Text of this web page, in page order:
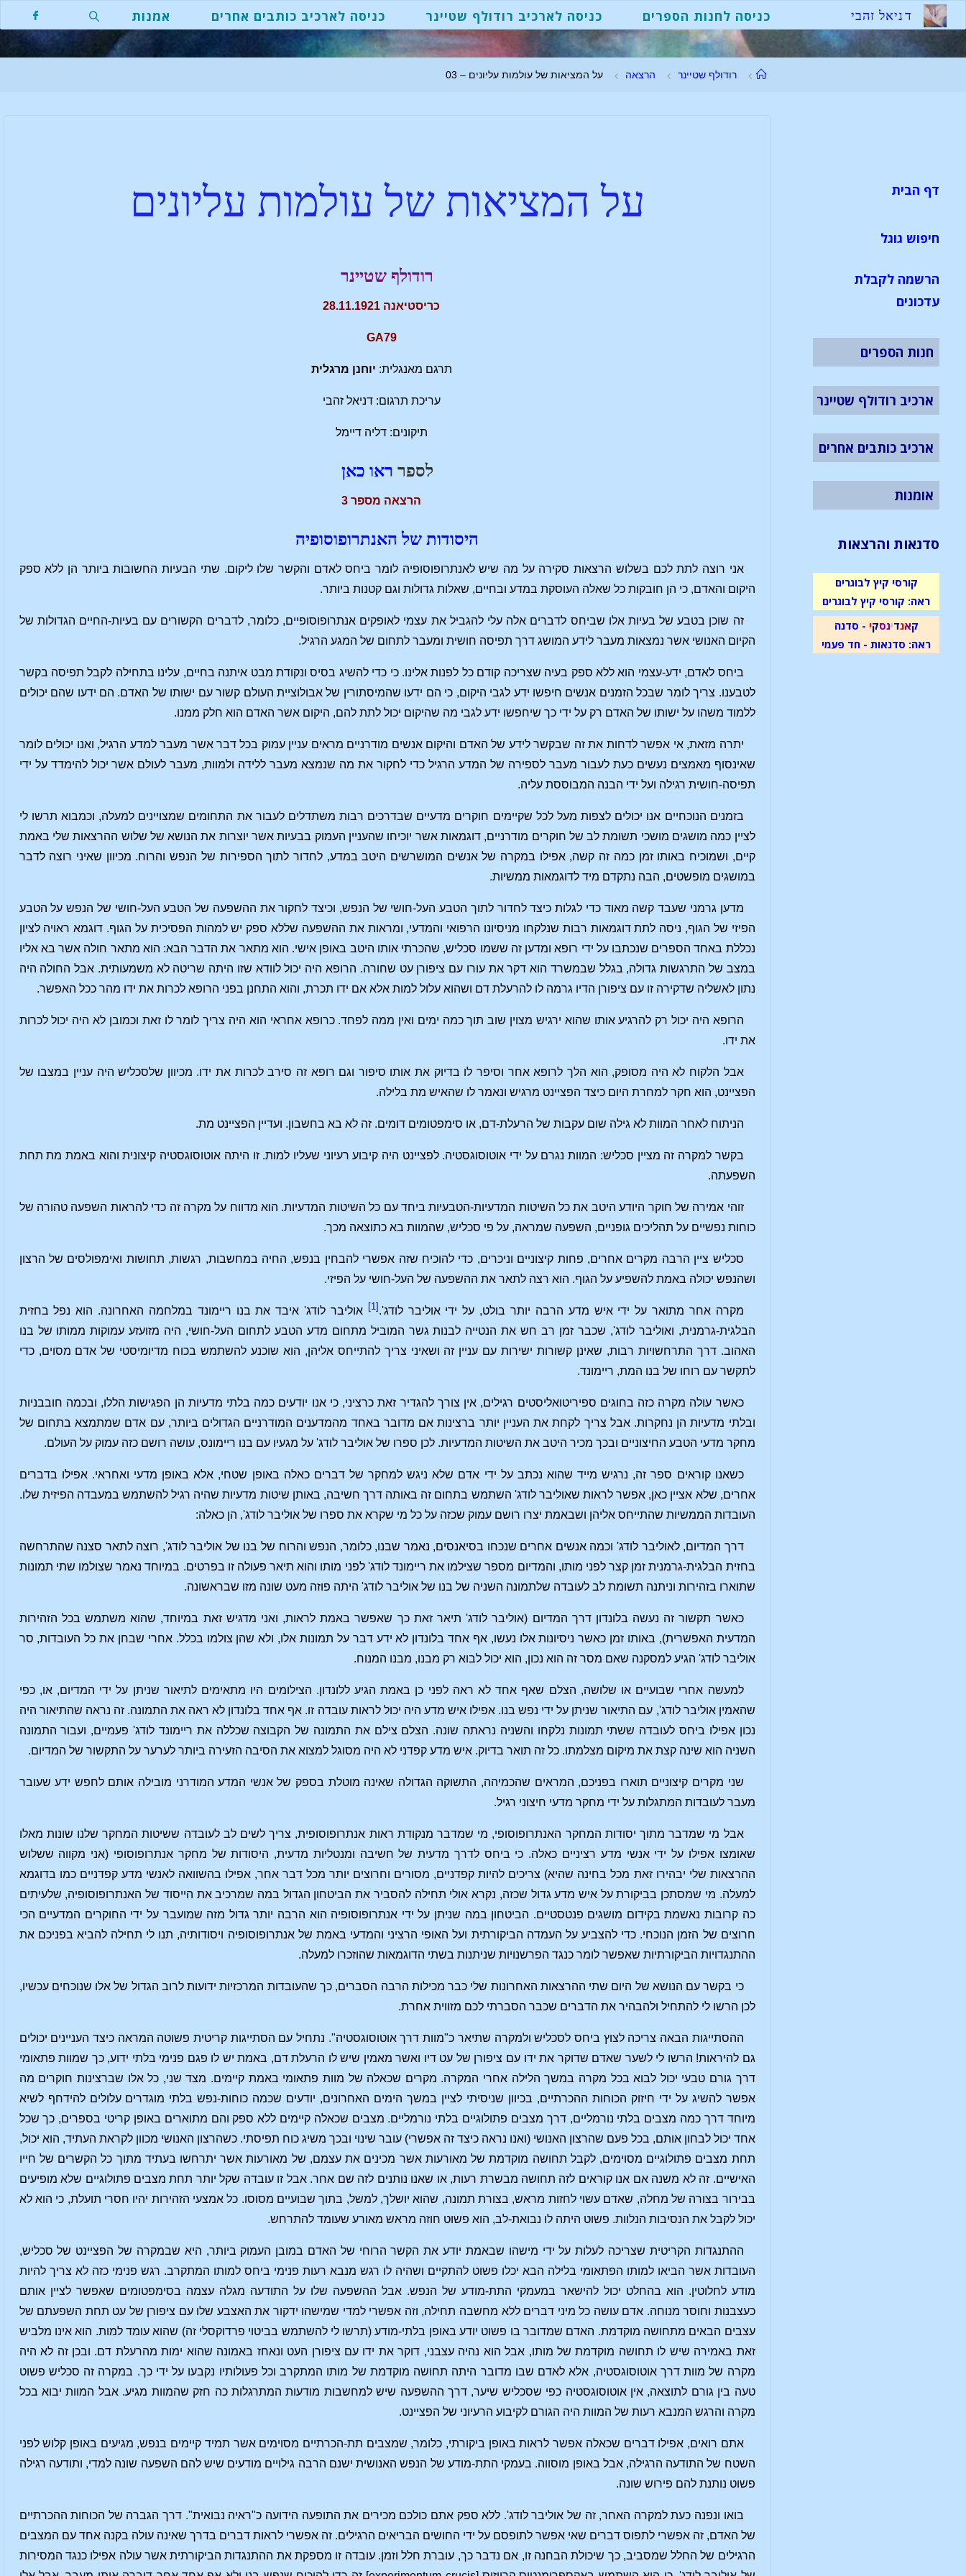
דניאל זהבי כניסה לחנות הספרים כניסה לארכיב רודולף שטיינר כניסה לארכיב כותבים אחרים אמנות
רודולף שטיינר הרצאה על המציאות של עולמות עליונים – 03
על המציאות של עולמות עליונים
רודולף שטיינר
כריסטיאנה 28.11.1921
GA79
תרגם מאנגלית: יוחנן מרגלית
עריכת תרגום: דניאל זהבי
תיקונים: דליה דיימל
לספר ראו כאן
הרצאה מספר 3
היסודות של האנתרופוסופיה
אני רוצה לתת לכם בשלוש הרצאות סקירה על מה שיש לאנתרופוסופיה לומר ביחס לאדם והקשר שלו ליקום. שתי הבעיות החשובות ביותר הן ללא ספק
היקום והאדם, כי הן חובקות כל שאלה העוסקת במדע ובחיים, שאלות גדולות וגם קטנות ביותר.
זה שוכן בטבע של בעיות אלו שביחס לדברים אלה עלי להגביל את עצמי לאופקים אנתרופוסופיים, כלומר, לדברים הקשורים עם בעיות-החיים הגדולות של
הקיום האנושי אשר נמצאות מעבר לידע המושג דרך תפיסה חושית ומעבר לתחום של המגע הרגיל.
ביחס לאדם, ידע-עצמי הוא ללא ספק בעיה שצריכה קודם כל לפנות אלינו. כי כדי להשיג בסיס ונקודת מבט איתנה בחיים, עלינו בתחילה לקבל תפיסה בקשר
לטבענו. צריך לומר שבכל הזמנים אנשים חיפשו ידע לגבי היקום, כי הם ידעו שהמיסתורין של אבולוציית העולם קשור עם ישותו של האדם. הם ידעו שהם יכולים
ללמוד משהו על ישותו של האדם רק על ידי כך שיחפשו ידע לגבי מה שהיקום יכול לתת להם, היקום אשר האדם הוא חלק ממנו.
יתרה מזאת, אי אפשר לדחות את זה שבקשר לידע של האדם והיקום אנשים מודרניים מראים עניין עמוק בכל דבר אשר מעבר למדע הרגיל, ואנו יכולים לומר
שאינסוף מאמצים נעשים כעת לעבור מעבר לספירה של המדע הרגיל כדי לחקור את מה שנמצא מעבר ללידה ולמוות, מעבר לעולם אשר יכול להימדד על ידי
תפיסה-חושית רגילה ועל ידי הבנה המבוססת עליה.
בזמנים הנוכחיים אנו יכולים לצפות מעל לכל שקיימים חוקרים מדעיים שבדרכים רבות משתדלים לעבור את התחומים שמצויינים למעלה, וכמבוא תרשו לי
לציין כמה מושגים מושכי תשומת לב של חוקרים מודרניים, דוגמאות אשר יוכיחו שהעניין העמוק בבעיות אשר יוצרות את הנושא של שלוש ההרצאות שלי באמת
קיים, ושמוכיח באותו זמן כמה זה קשה, אפילו במקרה של אנשים המושרשים היטב במדע, לחדור לתוך הספירות של הנפש והרוח. מכיוון שאיני רוצה לדבר
במושגים מופשטים, הבה נתקדם מיד לדוגמאות ממשיות.
מדען גרמני שעבד קשה מאוד כדי לגלות כיצד לחדור לתוך הטבע העל-חושי של הנפש, וכיצד לחקור את ההשפעה של הטבע העל-חושי של הנפש על הטבע
הפיזי של הגוף, ניסה לתת דוגמאות רבות שנלקחו מניסיונו הרפואי והמדעי, ומראות את ההשפעה שללא ספק יש למהות הפסיכית על הגוף. דוגמא ראויה לציון
נכללת באחד הספרים שנכתבו על ידי רופא ומדען זה ששמו סכליש, שהכרתי אותו היטב באופן אישי. הוא מתאר את הדבר הבא: הוא מתאר חולה אשר בא אליו
במצב של התרגשות גדולה, בגלל שבמשרד הוא דקר את עורו עם ציפורן עט שחורה. הרופא היה יכול לוודא שזו היתה שריטה לא משמעותית. אבל החולה היה
נתון לאשליה שדקירה זו עם ציפורן הדיו גרמה לו להרעלת דם ושהוא עלול למות אלא אם ידו תכרת, והוא התחנן בפני הרופא לכרות את ידו מהר ככל האפשר.
הרופא היה יכול רק להרגיע אותו שהוא ירגיש מצוין שוב תוך כמה ימים ואין ממה לפחד. כרופא אחראי הוא היה צריך לומר לו זאת וכמובן לא היה יכול לכרות
את ידו.
אבל הלקוח לא היה מסופק, הוא הלך לרופא אחר וסיפר לו בדיוק את אותו סיפור וגם רופא זה סירב לכרות את ידו. מכיוון שלסכליש היה עניין במצבו של
הפציינט, הוא חקר למחרת היום כיצד הפציינט מרגיש ונאמר לו שהאיש מת בלילה.
הניתוח לאחר המוות לא גילה שום עקבות של הרעלת-דם, או סימפטומים דומים. זה לא בא בחשבון. ועדיין הפציינט מת.
בקשר למקרה זה מציין סכליש: המוות נגרם על ידי אוטוסוגסטיה. לפציינט היה קיבוע רעיוני שעליו למות. זו היתה אוטוסוגסטיה קיצונית והוא באמת מת תחת
השפעתה.
זוהי אמירה של חוקר היודע היטב את כל השיטות המדעיות-הטבעיות ביחד עם כל השיטות המדעיות. הוא מדווח על מקרה זה כדי להראות השפעה טהורה של
כוחות נפשיים על תהליכים גופניים, השפעה שמראה, על פי סכליש, שהמוות בא כתוצאה מכך.
סכליש ציין הרבה מקרים אחרים, פחות קיצוניים וניכרים, כדי להוכיח שזה אפשרי להבחין בנפש, החיה במחשבות, רגשות, תחושות ואימפולסים של הרצון
ושהנפש יכולה באמת להשפיע על הגוף. הוא רצה לתאר את ההשפעה של העל-חושי על הפיזי.
מקרה אחר מתואר על ידי איש מדע הרבה יותר בולט, על ידי אוליבר לודג'. [1]
אוליבר לודג' איבד את בנו ריימונד במלחמה האחרונה. הוא נפל בחזית
הבלגית-גרמנית, ואוליבר לודג', שכבר זמן רב חש את הנטייה לבנות גשר המוביל מתחום מדע הטבע לתחום העל-חושי, היה מזועזע עמוקות ממותו של בנו
האהוב. דרך התרחשויות רבות, שאינן קשורות ישירות עם עניין זה ושאיני צריך להתייחס אליהן, הוא שוכנע להשתמש בכוח מדיומיסטי של אדם מסוים, כדי
לתקשר עם רוחו של בנו המת, ריימונד.
כאשר עולה מקרה כזה בחוגים ספיריטואליסטים רגילים, אין צורך להגדיר זאת כרציני, כי אנו יודעים כמה בלתי מדעיות הן הפגישות הללו, ובכמה חובבניות
ובלתי מדעיות הן נחקרות. אבל צריך לקחת את העניין יותר ברצינות אם מדובר באחד מהמדענים המודרניים הגדולים ביותר, עם אדם שמתמצא בתחום של
מחקר מדעי הטבע החיצוניים ובכך מכיר היטב את השיטות המדעיות. לכן ספרו של אוליבר לודג' על מגעיו עם בנו ריימונס, עושה רושם כזה עמוק על העולם.
כשאנו קוראים ספר זה, נרגיש מייד שהוא נכתב על ידי אדם שלא ניגש למחקר של דברים כאלה באופן שטחי, אלא באופן מדעי ואחראי. אפילו בדברים
אחרים, שלא אציין כאן, אפשר לראות שאוליבר לודג' השתמש בתחום זה באותה דרך חשיבה, באותן שיטות מדעיות שהיה רגיל להשתמש במעבדה הפיזית שלו.
העובדות הממשיות שהתייחס אליהן ושבאמת יצרו רושם עמוק שכזה על כל מי שקרא את ספרו של אוליבר לודג', הן כאלה:
דרך המדיום, לאוליבר לודג' וכמה אנשים אחרים שנכחו בסיאנסים, נאמר שבנו, כלומר, הנפש והרוח של בנו של אוליבר לודג', רוצה לתאר סצנה שהתרחשה
בחזית הבלגית-גרמנית זמן קצר לפני מותו, והמדיום מספר שצילמו את ריימונד לודג' לפני מותו והוא תיאר פעולה זו בפרטים. במיוחד נאמר שצולמו שתי תמונות
שתוארו בזהירות וניתנה תשומת לב לעובדה שלתמונה השניה של בנו של אוליבר לודג' היתה פוזה מעט שונה מזו שבראשונה.
כאשר תקשור זה נעשה בלונדון דרך המדיום (אוליבר לודג' תיאר זאת כך שאפשר באמת לראות, ואני מדגיש זאת במיוחד, שהוא משתמש בכל הזהירות
המדעית האפשרית), באותו זמן כאשר ניסיונות אלו נעשו, אף אחד בלונדון לא ידע דבר על תמונות אלו, ולא שהן צולמו בכלל. אחרי שבחן את כל העובדות, סר
אוליבר לודג' הגיע למסקנה שאם מסר זה הוא נכון, הוא יכול לבוא רק מבנו, מבנו המנוח.
למעשה אחרי שבועיים או שלושה, הצלם שאף אחד לא ראה לפני כן באמת הגיע ללונדון. הצילומים היו מתאימים לתיאור שניתן על ידי המדיום, או, כפי
שהאמין אוליבר לודג', עם התיאור שניתן על ידי נפש בנו. אפילו איש מדע היה יכול לראות עובדה זו. אף אחד בלונדון לא ראה את התמונה. זה נראה שהתיאור היה
נכון אפילו ביחס לעובדה ששתי תמונות נלקחו והשניה נראתה שונה. הצלם צילם את התמונה של הקבוצה שכללה את ריימונד לודג' פעמיים, ועבור התמונה
השניה הוא שינה קצת את מיקום מצלמתו. כל זה תואר בדיוק. איש מדע קפדני לא היה מסוגל למצוא את הסיבה הזעירה ביותר לערער על התקשור של המדיום.
שני מקרים קיצוניים תוארו בפניכם, המראים שהכמיהה, התשוקה הגדולה שאינה מוטלת בספק של אנשי המדע המודרני מובילה אותם לחפש ידע שעובר
מעבר לעובדות המתגלות על ידי מחקר מדעי חיצוני רגיל.
אבל מי שמדבר מתוך יסודות המחקר האנתרופוסופי, מי שמדבר מנקודת ראות אנתרופוסופית, צריך לשים לב לעובדה ששיטות המחקר שלנו שונות מאלו
שאומצו אפילו על ידי אנשי מדע רציניים כאלה. כי ביחס לדרך מדעית של חשיבה ומנטליות מדעית, היסודות של מחקר אנתרופוסופי (אני מקווה ששלוש
ההרצאות שלי יבהירו זאת מכל בחינה שהיא) צריכים להיות קפדניים, מסורים וחרוצים יותר מכל דבר אחר, אפילו בהשוואה לאנשי מדע קפדניים כמו בדוגמא
למעלה. מי שמסתכן בביקורת על איש מדע גדול שכזה, נקרא אולי תחילה להסביר את הביטחון הגדול במה שמרכיב את הייסוד של האנתרופוסופיה, שלעיתים
כה קרובות נאשמת בקידום מושגים פנטסטיים. הביטחון במה שניתן על ידי אנתרופוסופיה הוא הרבה יותר גדול מזה שמועבר על ידי החוקרים המדעיים הכי
חרוצים של הזמן הנוכחי. כדי להצביע על העמדה הביקורתית ועל האופי הרציני והמדעי באמת של אנתרופוסופיה ויסודותיה, תנו לי תחילה להביא בפניכם את
ההתנגדויות הביקורתיות שאפשר לומר כנגד הפרשנויות שניתנות בשתי הדוגמאות שהוזכרו למעלה.
כי בקשר עם הנושא של היום שתי ההרצאות האחרונות שלי כבר מכילות הרבה הסברים, כך שהעובדות המרכזיות ידועות לרוב הגדול של אלו שנוכחים עכשיו,
לכן הרשו לי להתחיל ולהבהיר את הדברים שכבר הסברתי לכם מזווית אחרת.
ההסתייגות הבאה צריכה לצוץ ביחס לסכליש ולמקרה שתיאר כ"מוות דרך אוטוסוגסטיה". נתחיל עם הסתייגות קריטית פשוטה המראה כיצד העניינים יכולים
גם להיראות! הרשו לי לשער שאדם שדוקר את ידו עם ציפורן של עט דיו ואשר מאמין שיש לו הרעלת דם, באמת יש לו פגם פנימי בלתי ידוע, כך שמוות פתאומי
דרך גורם טבעי יכול לבוא בכל מקרה במשך הלילה אחרי המקרה. מקרים שכאלה של מוות פתאומי באמת קיימים. מצד שני, כל אלו שברצינות חוקרים מה
אפשר להשיג על ידי חיזוק הכוחות ההכרתיים, בכיוון שניסיתי לציין במשך הימים האחרונים, יודעים שכמה כוחות-נפש בלתי מוגדרים עלולים להידחף לשיא
מיוחד דרך כמה מצבים בלתי נורמליים, דרך מצבים פתולוגיים בלתי נורמליים. מצבים שכאלה קיימים ללא ספק והם מתוארים באופן קריטי בספרים, כך שכל
אחד יכול לבחון אותם, בכל פעם שהרצון האנושי (ואנו נראה כיצד זה אפשרי) עובר שינוי ובכך משיג כוח תפיסתי. כשהרצון האנושי מכוון לקראת העתיד, הוא יכול,
תחת מצבים פתולוגיים מסוימים, לקבל תחושה מוקדמת של מאורעות אשר מכינים את עצמם, של מאורעות אשר יתרחשו בעתיד מתוך כל הקשרים של חייו
האישיים. זה לא משנה אם אנו קוראים לזה תחושה מבשרת רעות, או שאנו נותנים לזה שם אחר. אבל זו עובדה שקל יותר תחת מצבים פתולוגיים שלא מופיעים
בבירור בצורה של מחלה, שאדם עשוי לחזות מראש, בצורת תמונה, שהוא יושלך, למשל, בתוך שבועיים מסוסו. כל אמצעי הזהירות יהיו חסרי תועלת, כי הוא לא
יכול לקבל את הנסיבות הנלוות. פשוט היתה לו נבואת-לב, הוא פשוט חוזה מראש מאורע שעומד להתרחש.
ההתנגדות הקריטית שצריכה לעלות על ידי מישהו שבאמת יודע את הקשר הרוחי של האדם במובן העמוק ביותר, היא שבמקרה של הפציינט של סכליש,
העובדות אשר הביאו למותו הפתאומי בלילה הבא יכלו פשוט להתקיים ושהיה לו רגש מנבא רעות פנימי ביחס למותו המתקרב. רגש פנימי כזה לא צריך להיות
מודע לחלוטין. הוא בהחלט יכול להישאר במעמקי התת-מודע של הנפש. אבל ההשפעה שלו על התודעה מגלה עצמה בסימפטומים שאפשר לציין אותם
כעצבנות וחוסר מנוחה. אדם עושה כל מיני דברים ללא מחשבה תחילה, וזה אפשרי למדי שמישהו ידקור את האצבע שלו עם ציפורן של עט תחת השפעתם של
עצבים הבאים מתחושה מוקדמת. האדם שמדובר בו פשוט יודע באופן בלתי-מודע (תרשו לי להשתמש בביטוי פרדוקסלי זה) שהוא עומד למות. הוא אינו מלביש
זאת באמירה שיש לו תחושה מוקדמת של מותו, אבל הוא נהיה עצבני, דוקר את ידו עם ציפורן העט ונאחז באמונה שהוא ימות מהרעלת דם. ובכן זה לא היה
מקרה של מוות דרך אוטוסוגסטיה, אלא לאדם שבו מדובר היתה תחושה מוקדמת של מותו המתקרב וכל פעולותיו נקבעו על ידי כך. במקרה זה סכליש פשוט
טעה בין גורם לתוצאה, אין אוטוסוגסטיה כפי שסכליש שיער, דרך ההשפעה שיש למחשבות מודעות המתרגלות כה חזק שהמוות מגיע. אבל המוות יבוא בכל
מקרה והרגש המנבא רעות של המוות היה הגורם לקיבוע הרעיוני של הפציינט.
אתם רואים, אפילו דברים שכאלה אפשר לראות באופן ביקורתי, כלומר, שמצבים תת-הכרתיים מסוימים אשר תמיד קיימים בנפש, מגיעים באופן קלוש לפני
השטח של התודעה הרגילה, אבל באופן מוסווה. בעמקי התת-מודע של הנפש האנושית ישנם הרבה גילויים מודעים שיש להם השפעה שונה למדי, ותודעה רגילה
פשוט נותנת להם פירוש שונה.
בואו ונפנה כעת למקרה האחר, זה של אוליבר לודג'. ללא ספק אתם כולכם מכירים את התופעה הידועה כ"ראיה נבואית". דרך הגברה של הכוחות ההכרתיים
של האדם, זה אפשרי לתפוס דברים שאי אפשר לתופסם על ידי החושים הבריאים הרגילים. זה אפשרי לראות דברים בדרך שאינה עולה בקנה אחד עם המצבים
הרגילים של החלל שמסביב, כך שיכולת הבחנה זו, אם נדבר כך, עוברת חלל וזמן. עובדה זו מספקת את ההתנגדות הביקורתית אשר עולה אפילו כנגד המסירות
דף הבית
חיפוש גוגל
הרשמה לקבלת
עדכונים
חנות הספרים
ארכיב רודולף שטיינר
ארכיב כותבים אחרים
אומנות
סדנאות והרצאות
קורסי קיץ לבוגרים
ראה: קורסי קיץ לבוגרים
קאנדינסקי - סדנה
ראה: סדנאות - חד פעמי